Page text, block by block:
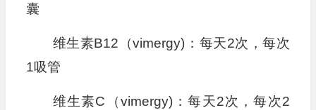
囊
维生素B12（vimergy)：每天2次，每次
1吸管
维生素C（vimergy)：每天2次，每次2